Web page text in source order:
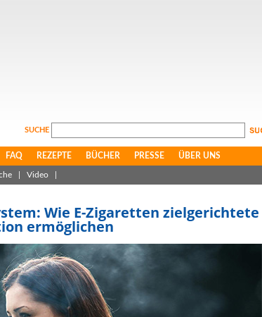
SUCHE
FAQ REZEPTE BÜCHER PRESSE ÜBER UNS
Video
Wie E-Zigaretten zielgerichtete
ermöglichen